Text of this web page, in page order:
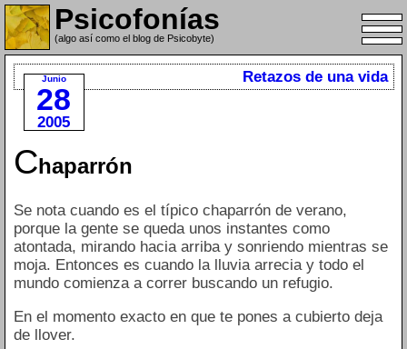
Psicofonías
(algo así como el blog de Psicobyte)
Junio
28
2005
Retazos de una vida
Chaparrón
Se nota cuando es el típico chaparrón de verano,
porque la gente se queda unos instantes como
atontada, mirando hacia arriba y sonriendo mientras se
moja. Entonces es cuando la lluvia arrecia y todo el
mundo comienza a correr buscando un refugio.
En el momento exacto en que te pones a cubierto deja
de llover.